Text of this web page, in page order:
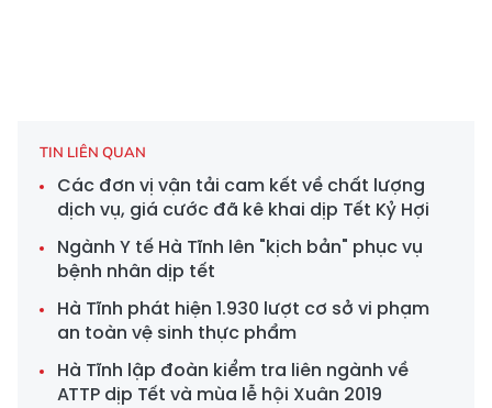
TIN LIÊN QUAN
Các đơn vị vận tải cam kết về chất lượng
dịch vụ, giá cước đã kê khai dịp Tết Kỷ Hợi
Ngành Y tế Hà Tĩnh lên "kịch bản" phục vụ
bệnh nhân dịp tết
Hà Tĩnh phát hiện 1.930 lượt cơ sở vi phạm
an toàn vệ sinh thực phẩm
Hà Tĩnh lập đoàn kiểm tra liên ngành về
ATTP dịp Tết và mùa lễ hội Xuân 2019